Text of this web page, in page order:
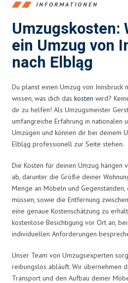
INFORMATIONEN
Umzugskosten:
ein Umzug von
nach Elbląg
Du planst einen Umzug von Innsbruck
wissen, was dich das kosten wird?
dir zu helfen! Als Umzugsmeister
umfangreiche Erfahrung in nationalen
Umzügen und können dir bei deinem
Elbląg professionell zur Seite stehen.
Die Kosten für deinen Umzug hängen
ab, darunter die Größe deiner
Menge an Möbeln und
müssen, sowie die Entfernung
eine genaue Kostenschätzung zu
kostenlose Besichtigung vor Ort an,
individuellen Anforderungen
Unser Team von Umzugsexperten
reibungslos abläuft. Wir übernehmen
Transport und den Aufbau deiner